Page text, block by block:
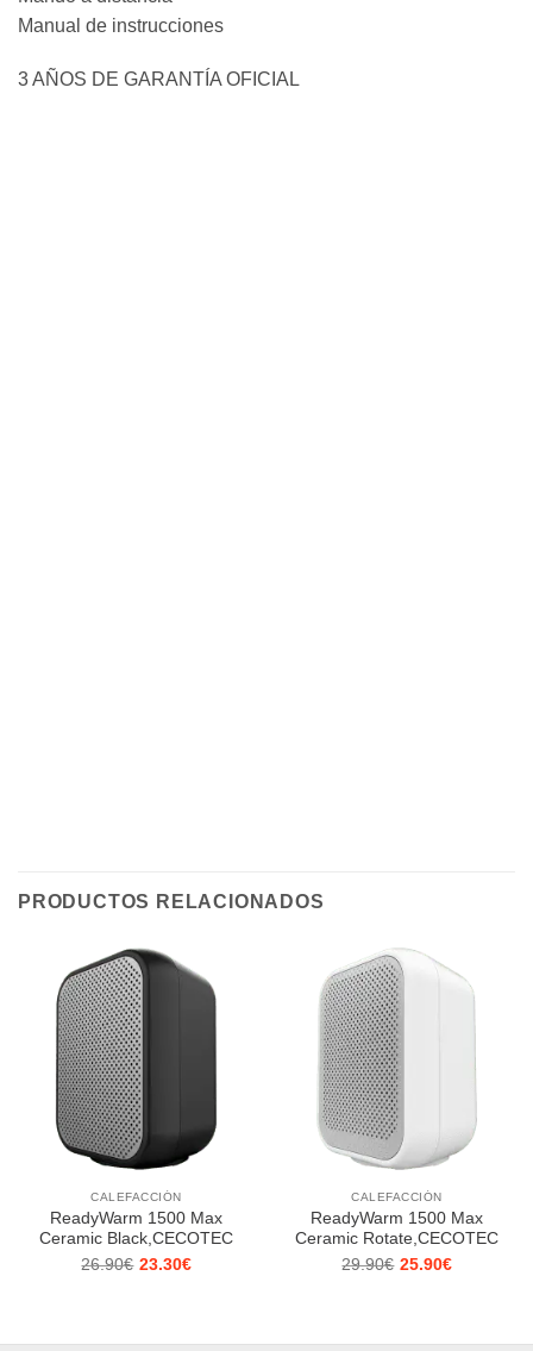
Manual de instrucciones
3 AÑOS DE GARANTÍA OFICIAL
PRODUCTOS RELACIONADOS
CALEFACCIÓN
ReadyWarm 1500 Max
Ceramic Black,CECOTEC
26.90€
El
23.30€
El
CALEFACCIÓN
ReadyWarm 1500 Max
Ceramic Rotate,CECOTEC
29.90€
El
25.90€
El